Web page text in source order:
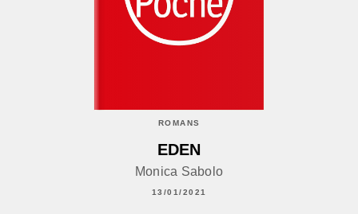
ROMANS
EDEN
Monica Sabolo
13/01/2021